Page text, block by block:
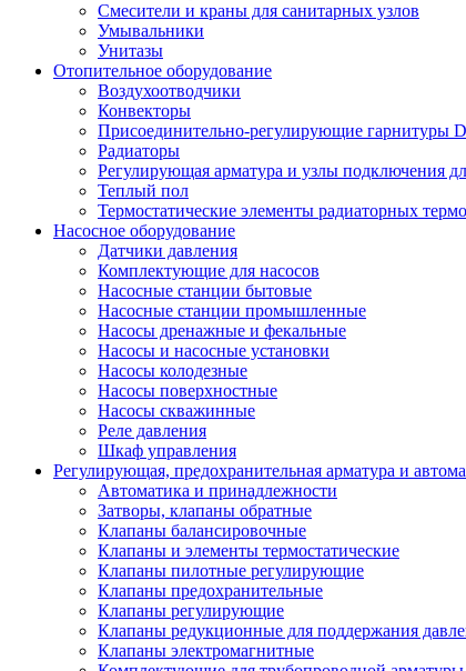
Смесители и краны для санитарных узлов
Умывальники
Унитазы
Отопительное оборудование
Воздухоотводчики
Конвекторы
Присоединительно-регулирующие гарнитуры
Радиаторы
Регулирующая арматура и узлы подключения
Теплый пол
Термостатические элементы радиаторных
Насосное оборудование
Датчики давления
Комплектующие для насосов
Насосные станции бытовые
Насосные станции промышленные
Насосы дренажные и фекальные
Насосы и насосные установки
Насосы колодезные
Насосы поверхностные
Насосы скважинные
Реле давления
Шкаф управления
Регулирующая, предохранительная арматура и
Автоматика и принадлежности
Затворы, клапаны обратные
Клапаны балансировочные
Клапаны и элементы термостатические
Клапаны пилотные регулирующие
Клапаны предохранительные
Клапаны регулирующие
Клапаны редукционные для поддержания
Клапаны электромагнитные